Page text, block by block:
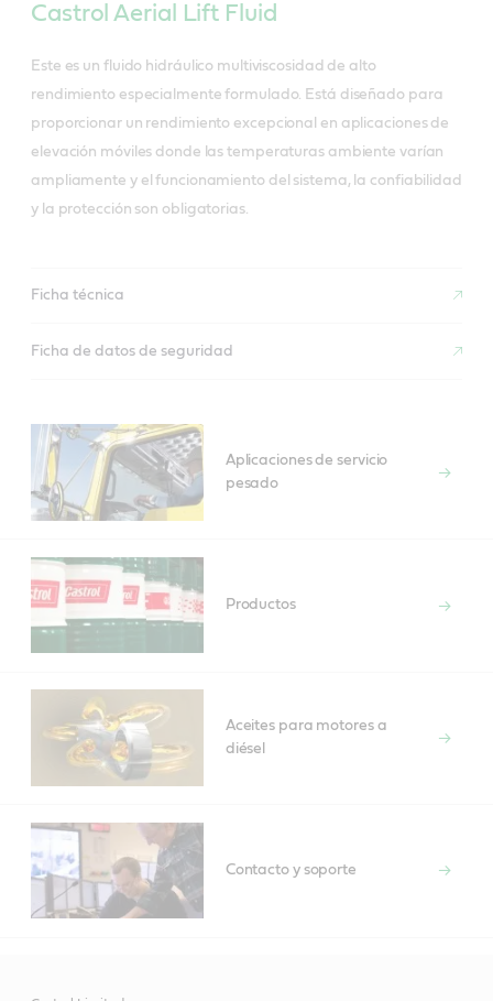
Castrol Aerial Lift Fluid
Este es un fluido hidráulico multiviscosidad de alto
rendimiento especialmente formulado. Está diseñado para
proporcionar un rendimiento excepcional en aplicaciones de
elevación móviles donde las temperaturas ambiente varían
ampliamente y el funcionamiento del sistema, la confiabilidad
y la protección son obligatorias.
Ficha técnica
Ficha de datos de seguridad
Aplicaciones de servicio
pesado
Productos
Aceites para motores a
diésel
Contacto y soporte